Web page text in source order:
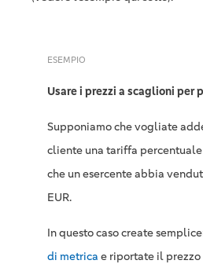
ESEMPIO
Usare i prezzi a scaglioni per
Supponiamo che vogliate
cliente una tariffa
che un esercente abbia
EUR.
In questo caso create
di metrica e riportate il prezzo